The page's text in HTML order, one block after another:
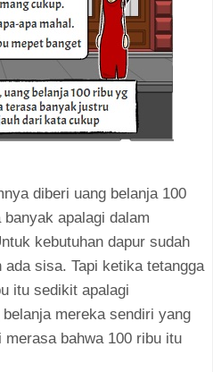
diberi uang belanja 100
apalagi dalam
kebutuhan dapur sudah
sisa. Tapi ketika tetangga
itu sedikit apalagi
mereka sendiri yang
bahwa 100 ribu itu